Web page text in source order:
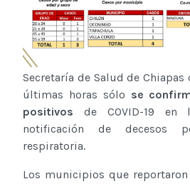
Secretaría de Salud de
últimas horas sólo se
positivos de COVID-19
notificación de decesos
respiratoria.
Los municipios que